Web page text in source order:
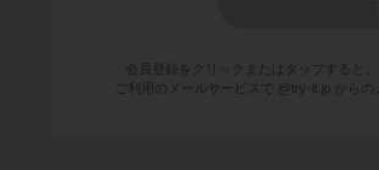
会員登録をクリックまたはタップすると、
ご利用のメールサービスで @try-it.jp から